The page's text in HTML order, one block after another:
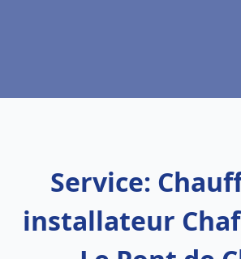
Service:
installateur